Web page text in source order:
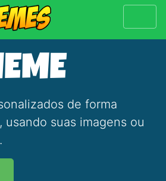
de forma
usando suas imagens ou